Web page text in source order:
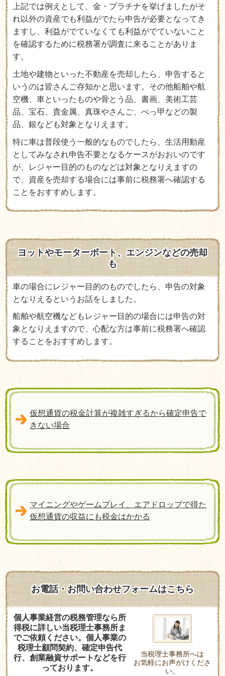
上記では例えとして、金・プラチナを挙げましたがそ
れ以外の資産でも利益がでたら申告が必要となってき
ますし、利益がでていなくても利益がでていないこと
を確認するために税務署が調査に来ることがありま
す。
土地や建物といった不動産を売却したら、申告すると
いうのは皆さんご存知かと思います。その他船舶や航
空機、車といったものや骨とう品、書画、美術工芸
品、宝石、貴金属、真珠やさんご、べっ甲などの製
品、銀なども対象となりえます。
特に車は普段使う一般的なものでしたら、生活用動産
としてみなされ申告不要となるケースがおおいのです
が、レジャー目的のものなどは対象となりえますの
で、資産を売却する場合には事前に税務署へ確認する
ことをおすすめします。
ヨットやモーターボート、エンジンなどの売却
も
車の場合にレジャー目的のものでしたら、申告の対象
となりえるというお話をしました。
船舶や航空機などもレジャー目的の場合には申告の対
象となりえますので、心配な方は事前に税務署へ確認
することをおすすめします。
仮想通貨の税金計算が複雑すぎるから確定申告で
きない場合
マイニングやゲームプレイ、エアドロップで得た
仮想通貨の収益にも税金はかかる
お電話・お問い合わせフォームはこちら
当税理士事務所へは
お気軽にお声がけくださ
い。
個人事業経営の税務管理なら所
得税に詳しい当税理士事務所ま
でご依頼ください。個人事業の
税理士顧問契約、確定申告代
行、創業融資サポートなどを行
っております。